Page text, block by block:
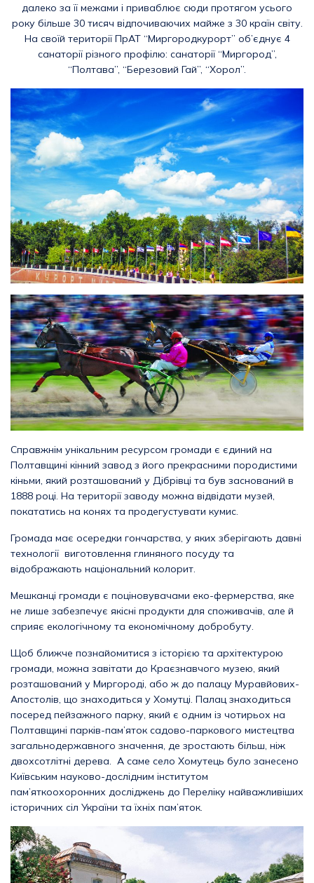
далеко за її межами і приваблює сюди протягом усього
року більше 30 тисяч відпочиваючих майже з 30 країн світу.
На своїй території ПрАТ “Миргородкурорт” об’єднує 4
санаторії різного профілю: санаторії “Миргород”,
“Полтава”, “Березовий Гай”, “Хорол”.
Справжнім унікальним ресурсом громади є єдиний на
Полтавщині кінний завод з його прекрасними породистими
кіньми, який розташований у Дібрівці та був заснований в
1888 році. На території заводу можна відвідати музей,
покататись на конях та продегустувати кумис.
Громада має осередки гончарства, у яких зберігають давні
технології виготовлення глиняного посуду та
відображають національний колорит.
Мешканці громади є поціновувачами еко-фермерства, яке
не лише забезпечує якісні продукти для споживачів, але й
сприяє екологічному та економічному добробуту.
Щоб ближче познайомитися з історією та архітектурою
громади, можна завітати до Краєзнавчого музею, який
розташований у Миргороді, або ж до палацу Муравйових-
Апостолів, що знаходиться у Хомутці. Палац знаходиться
посеред пейзажного парку, який є одним із чотирьох на
Полтавщині парків-пам’яток садово-паркового мистецтва
загальнодержавного значення, де зростають більш, ніж
двохсотлітні дерева. А саме село Хомутець було занесено
Київським науково-дослідним інститутом
пам’яткоохоронних досліджень до Переліку найважливіших
історичних сіл України та їхніх пам’яток.